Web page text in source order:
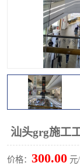
汕头grg施工
价格： 300.00 元
UHPC树池坐